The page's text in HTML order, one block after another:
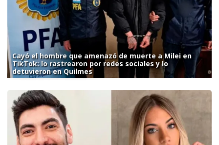
Cayó el hombre que amenazó de muerte a Milei en
TikTok: lo rastrearon por redes sociales y lo
detuvieron en Quilmes